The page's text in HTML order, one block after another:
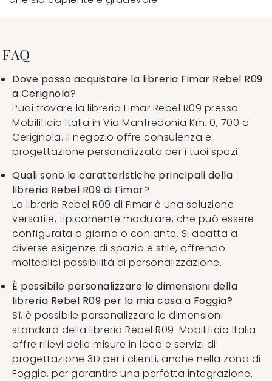
FAQ
Dove posso acquistare la libreria Fimar Rebel R09
a Cerignola?
Puoi trovare la libreria Fimar Rebel R09 presso
Mobilificio Italia in Via Manfredonia Km. 0, 700 a
Cerignola. Il negozio offre consulenza e
progettazione personalizzata per i tuoi spazi.
Quali sono le caratteristiche principali della
libreria Rebel R09 di Fimar?
La libreria Rebel R09 di Fimar è una soluzione
versatile, tipicamente modulare, che può essere
configurata a giorno o con ante. Si adatta a
diverse esigenze di spazio e stile, offrendo
molteplici possibilità di personalizzazione.
È possibile personalizzare le dimensioni della
libreria Rebel R09 per la mia casa a Foggia?
Sì, è possibile personalizzare le dimensioni
standard della libreria Rebel R09. Mobilificio Italia
offre rilievi delle misure in loco e servizi di
progettazione 3D per i clienti, anche nella zona di
Foggia, per garantire una perfetta integrazione.